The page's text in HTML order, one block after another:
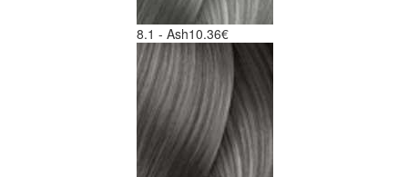
8.1 - Ash10.36€